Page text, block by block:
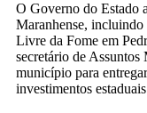
O Governo do Estado
Maranhense,
Livre da Fome em
secretário de
município para
investimentos